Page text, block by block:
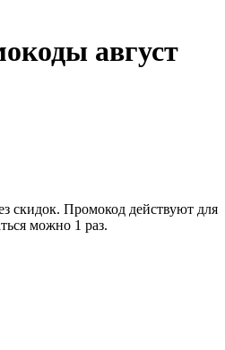
август
скидок. Промокод действуют для
можно 1 раз.